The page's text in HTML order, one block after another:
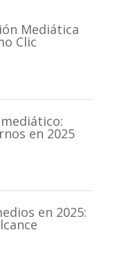
Mediática
Clic
en 2025
en 2025: